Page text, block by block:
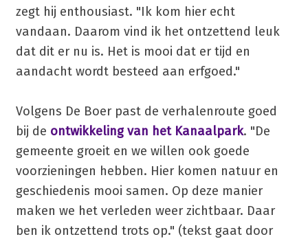
zegt hij enthousiast. "Ik kom hier echt
vandaan. Daarom vind ik het ontzettend leuk
dat dit er nu is. Het is mooi dat er tijd en
aandacht wordt besteed aan erfgoed."
Volgens De Boer past de verhalenroute goed
bij de ontwikkeling van het Kanaalpark. "De
gemeente groeit en we willen ook goede
voorzieningen hebben. Hier komen natuur en
geschiedenis mooi samen. Op deze manier
maken we het verleden weer zichtbaar. Daar
ben ik ontzettend trots op." (tekst gaat door